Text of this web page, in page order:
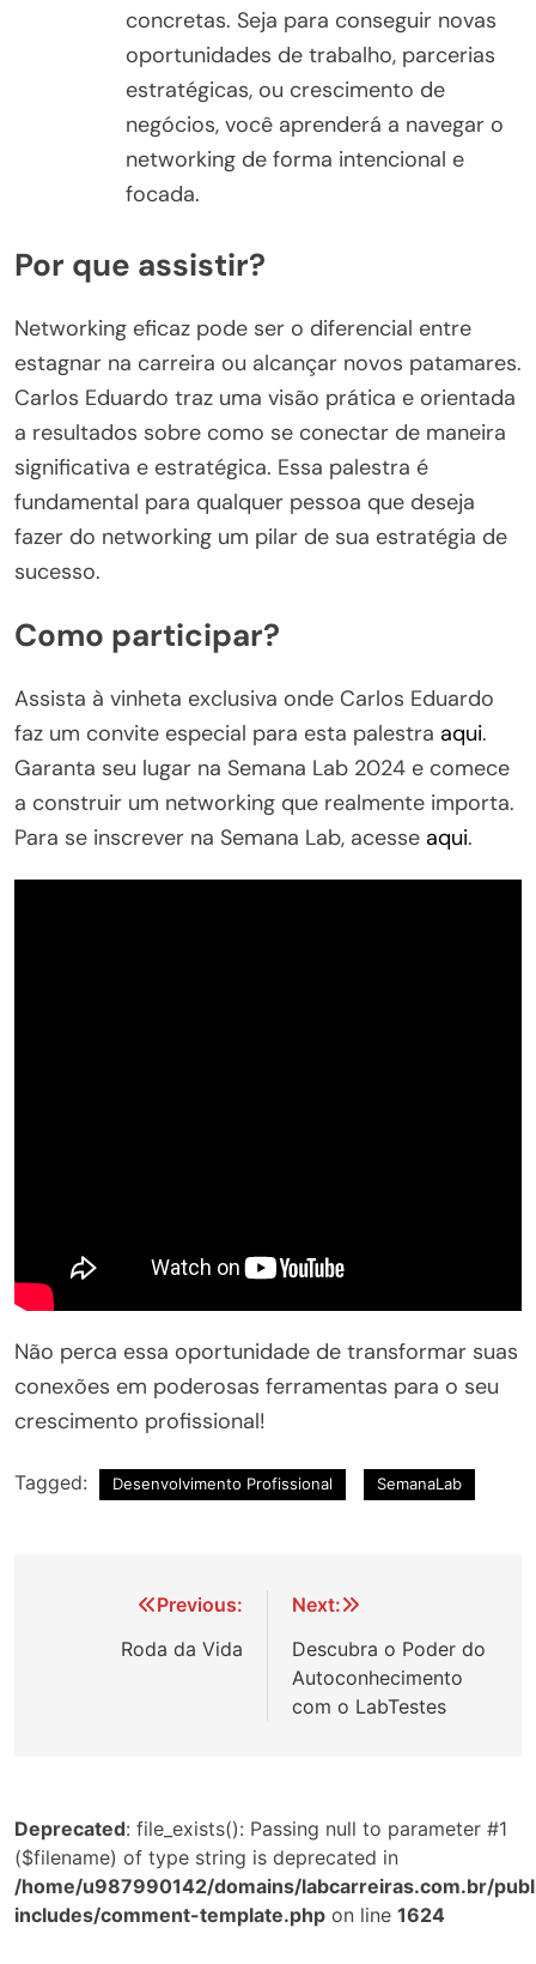
concretas. Seja para conseguir novas
oportunidades de trabalho, parcerias
estratégicas, ou crescimento de
negócios, você aprenderá a navegar o
networking de forma intencional e
focada.
Por que assistir?
Networking eficaz pode ser o diferencial entre
estagnar na carreira ou alcançar novos patamares.
Carlos Eduardo traz uma visão prática e orientada
a resultados sobre como se conectar de maneira
significativa e estratégica. Essa palestra é
fundamental para qualquer pessoa que deseja
fazer do networking um pilar de sua estratégia de
sucesso.
Como participar?
Assista à vinheta exclusiva onde Carlos Eduardo
faz um convite especial para esta palestra aqui.
Garanta seu lugar na Semana Lab 2024 e comece
a construir um networking que realmente importa.
Para se inscrever na Semana Lab, acesse aqui.
Não perca essa oportunidade de transformar suas
conexões em poderosas ferramentas para o seu
crescimento profissional!
Tagged: Desenvolvimento Profissional SemanaLab
NavegaçãoPrevious:
Roda da Vida
Next:
Descubra o Poder do
Autoconhecimento
com o LabTestes
Deprecated: file_exists(): Passing null to parameter #1
($filename) of type string is deprecated in
/home/u987990142/domains/labcarreiras.com.br/
includes/comment-template.php on line 1624